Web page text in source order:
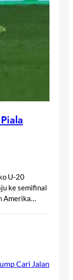
U-20
ke semifinal
Amerika…
Cari Jalan